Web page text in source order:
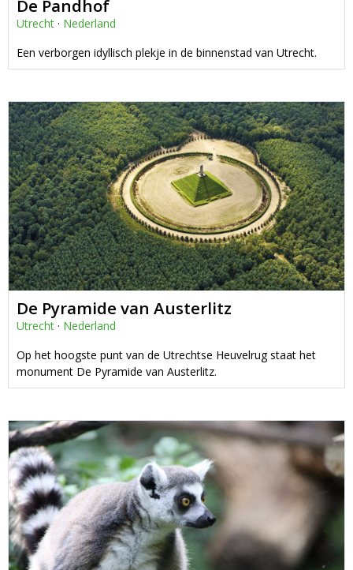
De Pandhof
Utrecht · Nederland
Een verborgen idyllisch plekje in de binnenstad van Utrecht.
De Pyramide van Austerlitz
Utrecht · Nederland
Op het hoogste punt van de Utrechtse Heuvelrug staat het
monument De Pyramide van Austerlitz.